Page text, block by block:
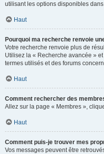
utilisant les options disponibles
Haut
Pourquoi ma recherche renvoie
Votre recherche renvoie plus de
Utilisez la « Recherche avancée »
termes utilisés et des forums
Haut
Comment rechercher des
Allez sur la page « Membres »,
Haut
Comment puis-je trouver mes
Vos messages peuvent être